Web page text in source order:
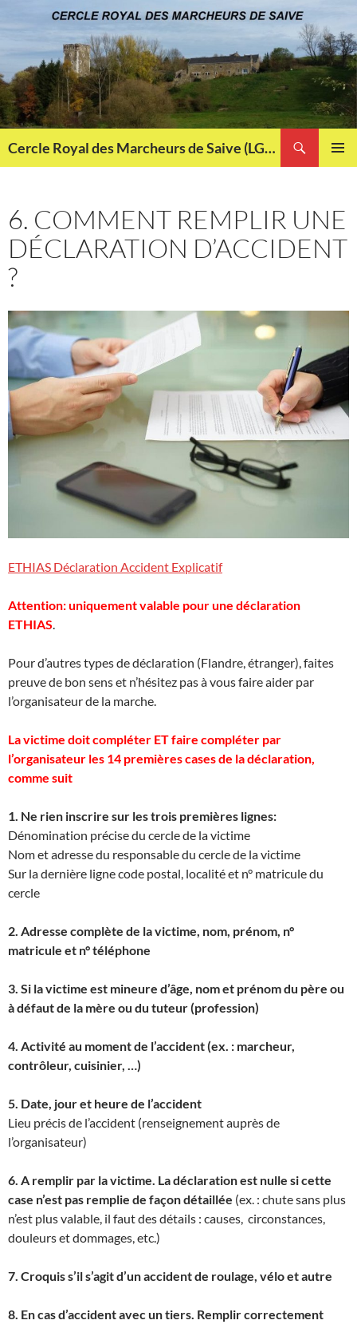
au
Cercle Royal des Marcheurs de Saive (LG013)
6. COMMENT REMPLIR UNE
DÉCLARATION D’ACCIDENT
?
ETHIAS Déclaration Accident Explicatif
Attention: uniquement valable pour une déclaration
ETHIAS.
Pour d’autres types de déclaration (Flandre, étranger), faites
preuve de bon sens et n’hésitez pas à vous faire aider par
l’organisateur de la marche.
La victime doit compléter ET faire compléter par
l’organisateur les 14 premières cases de la déclaration,
comme suit
1. Ne rien inscrire sur les trois premières lignes:
Dénomination précise du cercle de la victime
Nom et adresse du responsable du cercle de la victime
Sur la dernière ligne code postal, localité et n° matricule du
cercle
2. Adresse complète de la victime, nom, prénom, n°
matricule et n° téléphone
3. Si la victime est mineure d’âge, nom et prénom du père ou
à défaut de la mère ou du tuteur (profession)
4. Activité au moment de l’accident (ex. : marcheur,
contrôleur, cuisinier, …)
5. Date, jour et heure de l’accident
Lieu précis de l’accident (renseignement auprès de
l’organisateur)
6. A remplir par la victime. La déclaration est nulle si cette
case n’est pas remplie de façon détaillée (ex. : chute sans plus
n’est plus valable, il faut des détails : causes, circonstances,
douleurs et dommages, etc.)
7. Croquis s’il s’agit d’un accident de roulage, vélo et autre
8. En cas d’accident avec un tiers. Remplir correctement